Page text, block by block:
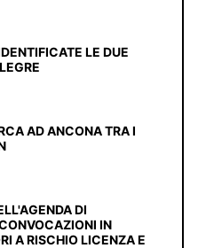
LE DUE
AD ANCONA TRA I
DI
IN
A RISCHIO LICENZA E